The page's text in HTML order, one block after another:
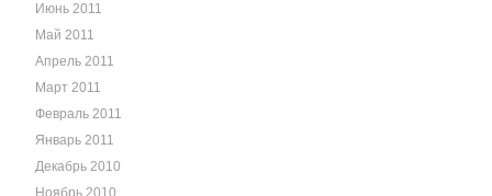
Июнь 2011
Май 2011
Апрель 2011
Март 2011
Февраль 2011
Январь 2011
Декабрь 2010
Ноябрь 2010